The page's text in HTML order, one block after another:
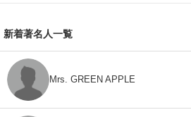
新着著名人一覧
Mrs. GREEN APPLE